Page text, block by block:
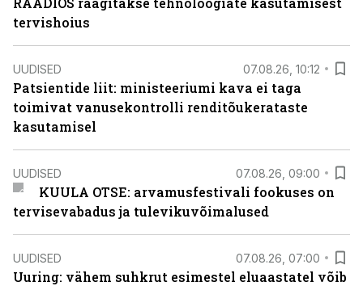
tervishoius
UUDISED 07.08.26, 10:12
Patsientide liit: ministeeriumi kava ei taga
toimivat vanusekontrolli renditõukerataste
kasutamisel
UUDISED 07.08.26, 09:00
KUULA OTSE: arvamusfestivali fookuses on
tervisevabadus ja tulevikuvõimalused
UUDISED 07.08.26, 07:00
Uuring: vähem suhkrut esimestel eluaastatel võib